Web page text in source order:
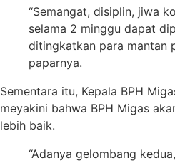
“Semangat, disiplin, jiwa
selama 2 minggu dapat
ditingkatkan para mantan
paparnya.
Sementara itu, Kepala BPH
meyakini bahwa BPH Migas
lebih baik.
“Adanya gelombang